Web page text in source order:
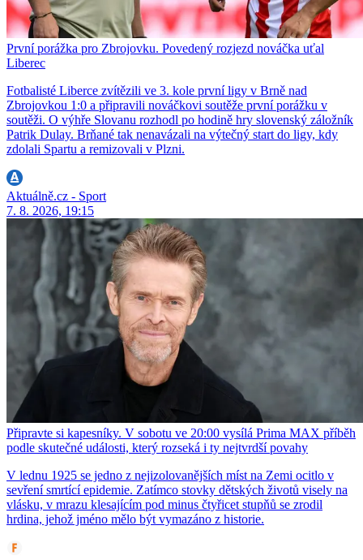
První porážka pro Zbrojovku. Povedený rozjezd nováčka uťal
Liberec
Fotbalisté Liberce zvítězili ve 3. kole první ligy v Brně nad
Zbrojovkou 1:0 a připravili nováčkovi soutěže první porážku v
soutěži. O výhře Slovanu rozhodl po hodině hry slovenský záložník
Patrik Dulay. Brňané tak nenavázali na výtečný start do ligy, kdy
zdolali Spartu a remizovali v Plzni.
Aktuálně.cz - Sport
7. 8. 2026, 19:15
Připravte si kapesníky. V sobotu ve 20:00 vysílá Prima MAX příběh
podle skutečné události, který rozseká i ty nejtvrdší povahy
V lednu 1925 se jedno z nejizolovanějších míst na Zemi ocitlo v
sevření smrtící epidemie. Zatímco stovky dětských životů visely na
vlásku, v mrazu klesajícím pod minus čtyřicet stupňů se zrodil
hrdina, jehož jméno mělo být vymazáno z historie.